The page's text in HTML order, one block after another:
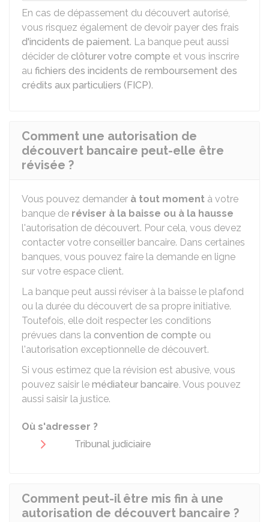
En cas de dépassement du découvert autorisé,
vous risquez également de devoir payer des frais
d'incidents de paiement. La banque peut aussi
décider de clôturer votre compte et vous inscrire
au fichiers des incidents de remboursement des
crédits aux particuliers (FICP).
Comment une autorisation de
découvert bancaire peut-elle être
révisée ?
Vous pouvez demander à tout moment à votre
banque de réviser à la baisse ou à la hausse
l'autorisation de découvert. Pour cela, vous devez
contacter votre conseiller bancaire. Dans certaines
banques, vous pouvez faire la demande en ligne
sur votre espace client.
La banque peut aussi réviser à la baisse le plafond
ou la durée du découvert de sa propre initiative.
Toutefois, elle doit respecter les conditions
prévues dans la convention de compte ou
l'autorisation exceptionnelle de découvert.
Si vous estimez que la révision est abusive, vous
pouvez saisir le médiateur bancaire. Vous pouvez
aussi saisir la justice.
Où s'adresser ?
Tribunal judiciaire
Comment peut-il être mis fin à une
autorisation de découvert bancaire ?